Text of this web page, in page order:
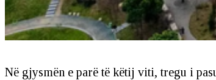
Në gjysmën e parë të këtij viti, tregu i